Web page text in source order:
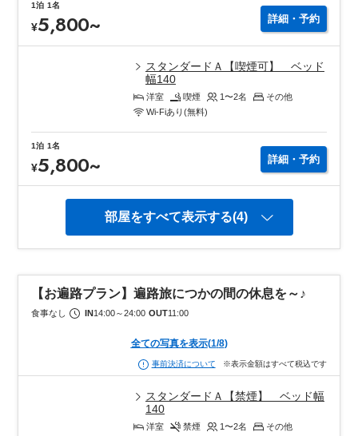
1泊 1名
¥5,800~ 詳細・予約
スタンダードＡ【喫煙可】 ベッド
幅140
洋室 喫煙 1〜2名
その他
Wi-Fiあり(無料)
1泊 1名
¥5,800~ 詳細・予約
部屋をすべて表示する(4)
【お遍路プラン】遍路旅につかの間の休息を～♪
食事なし IN 14:00～24:00 OUT11:00
全ての写真を表示(1/8)
事前決済について ※表示金額はすべて税込です
スタンダードＡ【禁煙】 ベッド幅
140
洋室 禁煙 1〜2名
その他